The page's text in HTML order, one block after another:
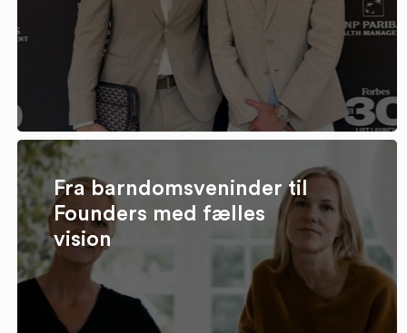
Fra barndomsveninder til
Founders med fælles
vision